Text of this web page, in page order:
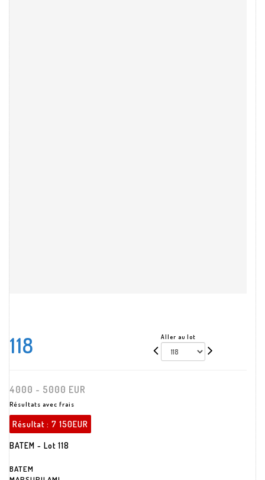
118 Aller au lot
4000 - 5000 EUR
Résultats avec frais
Résultat : 7 150EUR
BATEM - Lot 118
BATEM